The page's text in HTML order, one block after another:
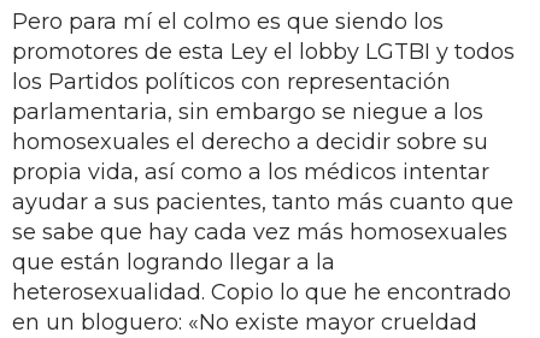
Pero para mí el colmo es que siendo los
promotores de esta Ley el lobby LGTBI y todos
los Partidos políticos con representación
parlamentaria, sin embargo se niegue a los
homosexuales el derecho a decidir sobre su
propia vida, así como a los médicos intentar
ayudar a sus pacientes, tanto más cuanto que
se sabe que hay cada vez más homosexuales
que están logrando llegar a la
heterosexualidad. Copio lo que he encontrado
en un bloguero: «No existe mayor crueldad